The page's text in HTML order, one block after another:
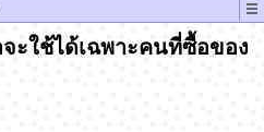
ะใช้ได้เฉพาะคนที่ซื้อของ